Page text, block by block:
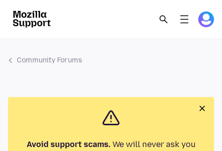
Community Forums
Avoid support scams.We will never ask you